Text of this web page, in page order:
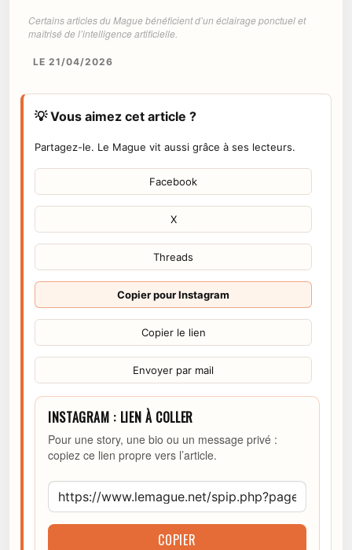
Certains articles du Mague bénéficient d’un éclairage ponctuel et
maîtrisé de l’intelligence artificielle.
LE 21/04/2026
💡 Vous aimez cet article ?
Partagez-le. Le Mague vit aussi grâce à ses lecteurs.
Facebook
X
Threads
Copier pour Instagram
Copier le lien
Envoyer par mail
INSTAGRAM : LIEN À COLLER
Pour une story, une bio ou un message privé :
copiez ce lien propre vers l’article.
COPIER